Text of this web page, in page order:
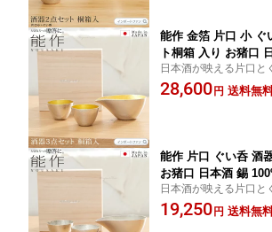
能作 金箔 片口 小 ぐ
ト桐箱 入り お猪口
本製 結婚祝い 高岡
い 引き出物 金婚式
日本酒が映える片口と
入でギフトにもおすすめ
28,600 円 送料無
能作 片口 ぐい呑 酒
お猪口 日本酒 錫
高岡銅器 結婚 出産
婚式 誕生日 プレゼン
日本酒が映える片口と
入でギフトにもおすすめ
19,250 円 送料無